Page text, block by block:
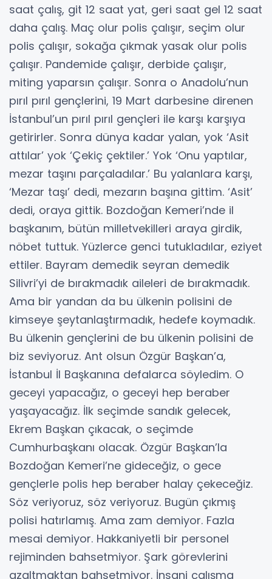
saat çalış, git 12 saat yat, geri saat gel 12 saat
daha çalış. Maç olur polis çalışır, seçim olur
polis çalışır, sokağa çıkmak yasak olur polis
çalışır. Pandemide çalışır, derbide çalışır,
miting yaparsın çalışır. Sonra o Anadolu’nun
pırıl pırıl gençlerini, 19 Mart darbesine direnen
İstanbul’un pırıl pırıl gençleri ile karşı karşıya
getirirler. Sonra dünya kadar yalan, yok ‘Asit
attılar’ yok ‘Çekiç çektiler.’ Yok ‘Onu yaptılar,
mezar taşını parçaladılar.’ Bu yalanlara karşı,
‘Mezar taşı’ dedi, mezarın başına gittim. ‘Asit’
dedi, oraya gittik. Bozdoğan Kemeri’nde il
başkanım, bütün milletvekilleri araya girdik,
nöbet tuttuk. Yüzlerce genci tutukladılar, eziyet
ettiler. Bayram demedik seyran demedik
Silivri’yi de bırakmadık aileleri de bırakmadık.
Ama bir yandan da bu ülkenin polisini de
kimseye şeytanlaştırmadık, hedefe koymadık.
Bu ülkenin gençlerini de bu ülkenin polisini de
biz seviyoruz. Ant olsun Özgür Başkan’a,
İstanbul İl Başkanına defalarca söyledim. O
geceyi yapacağız, o geceyi hep beraber
yaşayacağız. İlk seçimde sandık gelecek,
Ekrem Başkan çıkacak, o seçimde
Cumhurbaşkanı olacak. Özgür Başkan’la
Bozdoğan Kemeri’ne gideceğiz, o gece
gençlerle polis hep beraber halay çekeceğiz.
Söz veriyoruz, söz veriyoruz. Bugün çıkmış
polisi hatırlamış. Ama zam demiyor. Fazla
mesai demiyor. Hakkaniyetli bir personel
rejiminden bahsetmiyor. Şark görevlerini
azaltmaktan bahsetmiyor. İnsani çalışma